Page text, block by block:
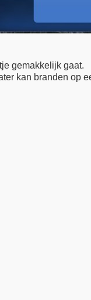
gemakkelijk gaat.
kan branden op